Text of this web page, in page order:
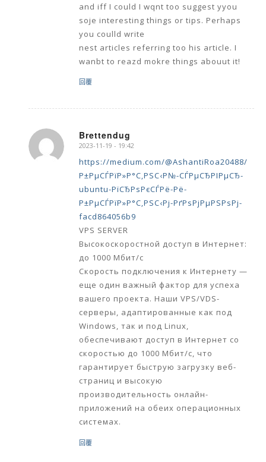
and iff I could I wqnt too suggest yyou
soje interesting things or tips. Perhaps
you coulld write
nest articles referring too his article. I
wanbt to reazd mokre things abouut it!
回覆
Brettendug
says:
2023-11-19 - 19:42
https://medium.com/@AshantiRoa20488/
Р±РµСЃРїР»Р°С‚РЅС‹Р№-СЃРµСЂРІРµСЂ-
ubuntu-РїСЂРѕРєСЃРё-Рё-
Р±РµСЃРїР»Р°С‚РЅС‹Рј-РґРѕРјРµРЅРѕРј-
facd864056b9
VPS SERVER
Высокоскоростной доступ в Интернет:
до 1000 Мбит/с
Скорость подключения к Интернету —
еще один важный фактор для успеха
вашего проекта. Наши VPS/VDS-
серверы, адаптированные как под
Windows, так и под Linux,
обеспечивают доступ в Интернет со
скоростью до 1000 Мбит/с, что
гарантирует быструю загрузку веб-
страниц и высокую
производительность онлайн-
приложений на обеих операционных
системах.
回覆